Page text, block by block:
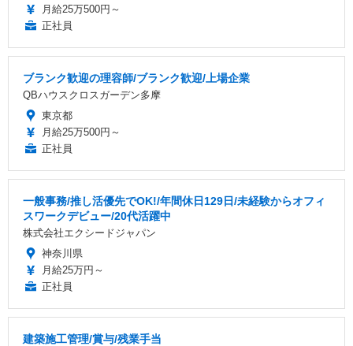
月給25万500円～
正社員
ブランク歓迎の理容師/ブランク歓迎/上場企業
QBハウスクロスガーデン多摩
東京都
月給25万500円～
正社員
一般事務/推し活優先でOK!/年間休日129日/未経験からオフィ
スワークデビュー/20代活躍中
株式会社エクシードジャパン
神奈川県
月給25万円～
正社員
建築施工管理/賞与/残業手当